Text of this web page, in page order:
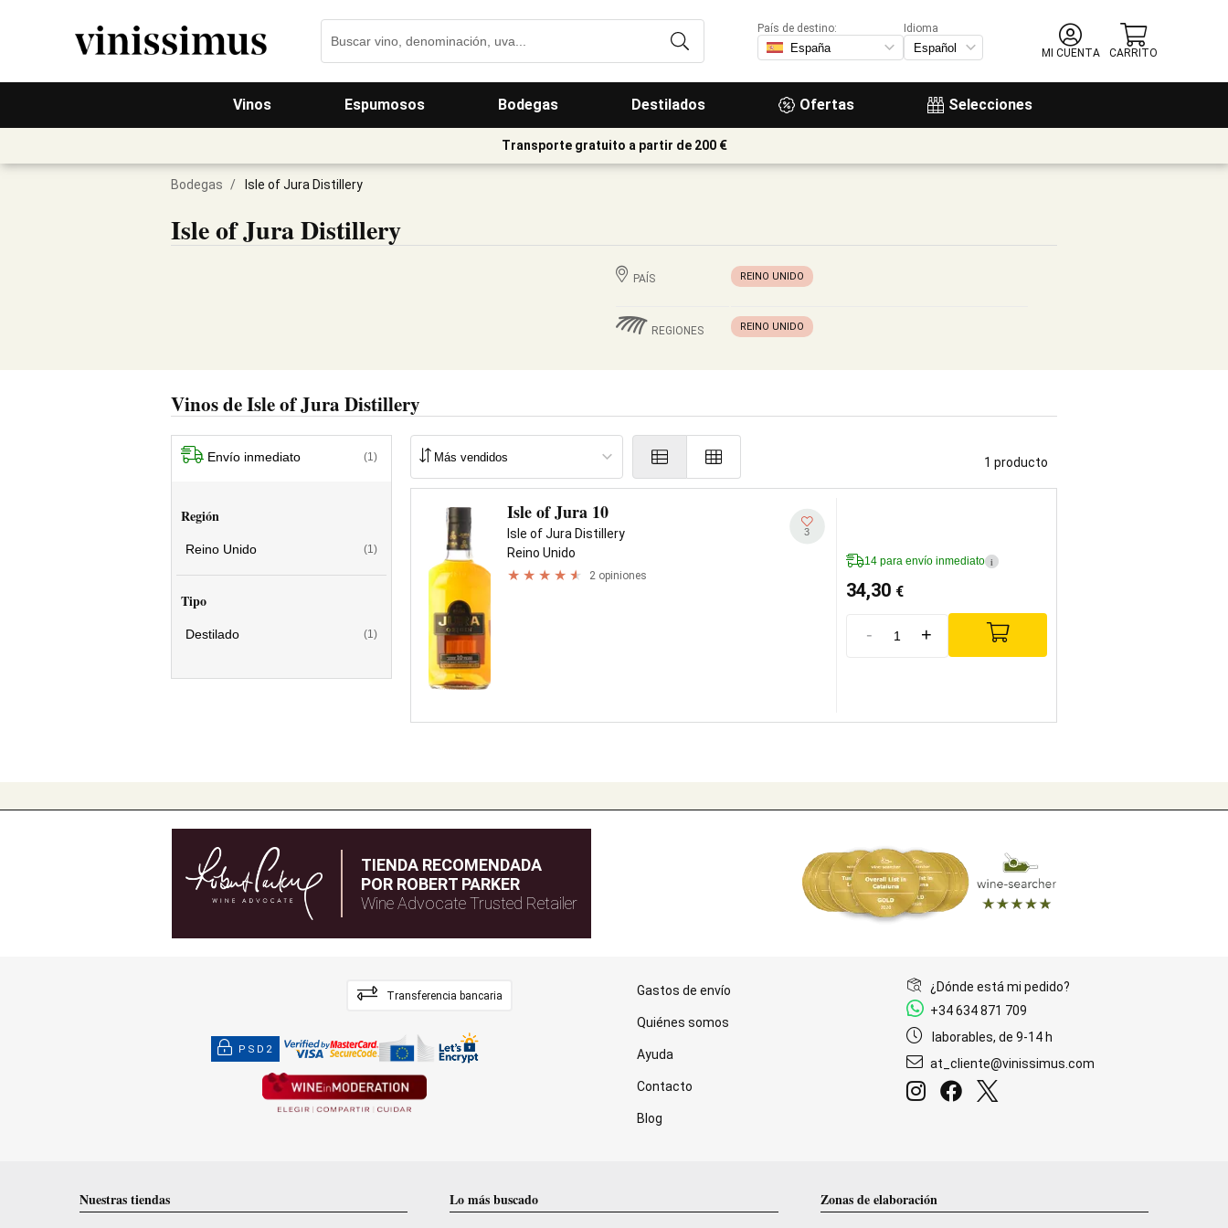
Vinos Espumosos Bodegas Destilados Ofertas Selecciones
País de destino:
Idioma
MI CUENTA
CARRITO
Transporte gratuito a partir de 200 €
Bodegas / Isle of Jura Distillery
Isle of Jura Distillery
PAÍS REINO UNIDO
REGIONES REINO UNIDO
Vinos de Isle of Jura Distillery
Envío inmediato (1)
Región
Reino Unido (1)
Tipo
Destilado (1)
1 producto
Isle of Jura 10
Isle of Jura Distillery
Reino Unido
2 opiniones
3
14 para envío inmediato i
34,30 €
- +
TIENDA RECOMENDADA
POR ROBERT PARKER
Wine Advocate Trusted Retailer
Transferencia bancaria
PSD2
Gastos de envío
Quiénes somos
Ayuda
Contacto
Blog
¿Dónde está mi pedido?
+34 634 871 709
laborables, de 9-14 h
at_cliente@vinissimus.com
Nuestras tiendas Lo más buscado Zonas de elaboración